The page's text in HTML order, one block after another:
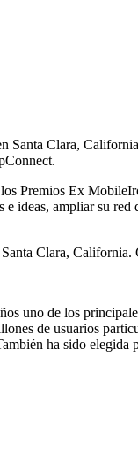
Clara,
Premios Ex
ideas, ampliar su
Clara,
uno de los
de usuarios
ha sido